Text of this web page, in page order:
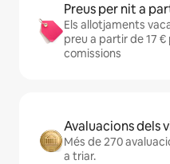
Preus per nit a
Els allotjaments
preu a partir de 17
comissions
Avaluacions dels
Més de 270
a triar.